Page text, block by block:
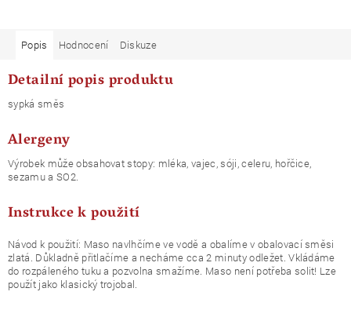
Popis Hodnocení Diskuze
Detailní popis produktu
sypká směs
Alergeny
Výrobek může obsahovat stopy: mléka, vajec, sóji, celeru, hořčice,
sezamu a SO2.
Instrukce k použití
Návod k použití: Maso navlhčíme ve vodě a obalíme v obalovací směsi
zlatá. Důkladně přitlačíme a necháme cca 2 minuty odležet. Vkládáme
do rozpáleného tuku a pozvolna smažíme. Maso není potřeba solit! Lze
použít jako klasický trojobal.